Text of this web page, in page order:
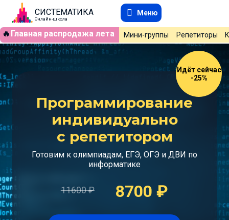
СИСТЕМАТИКА
Онлайн-школа
Меню
🔥 Главная распродажа лета Мини-группы Репетиторы
Идёт сейчас
-25%
Программирование
индивидуально
с репетитором
Готовим к олимпиадам, ЕГЭ, ОГЭ и ДВИ по
информатике
11600₽ 8700 ₽